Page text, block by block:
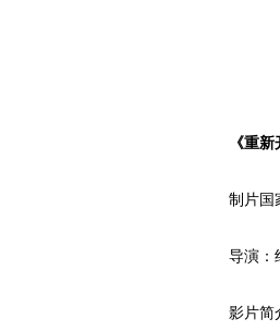
《重
制片国
导演：约
影片简